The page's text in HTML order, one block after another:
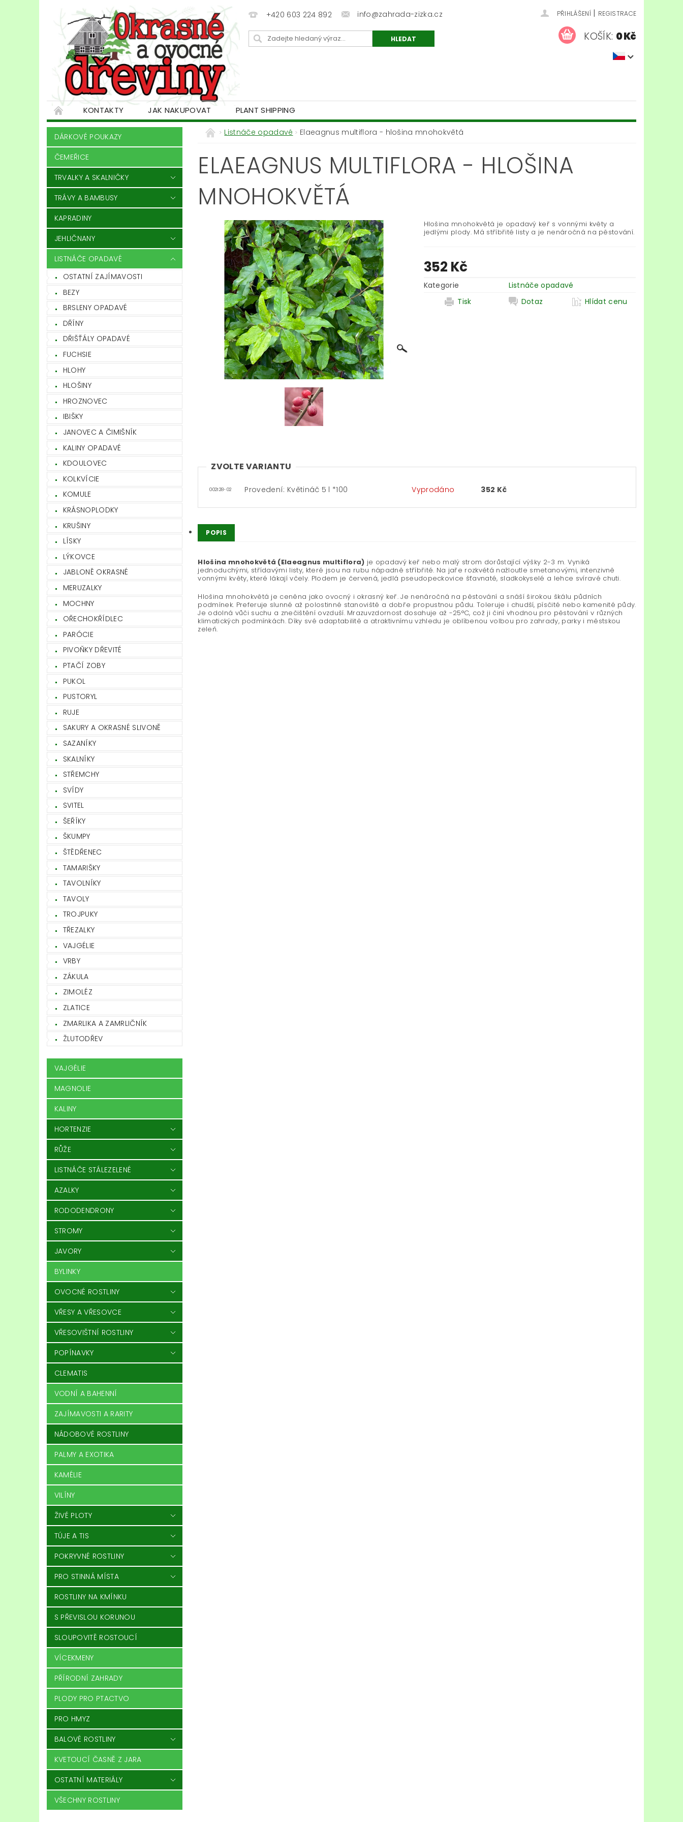
+420 603 224 892 info@zahrada-zizka.cz PŘIHLÁŠENÍ | REGISTRACE
KOŠÍK: 0 Kč
KONTAKTY JAK NAKUPOVAT PLANT SHIPPING
DÁRKOVÉ POUKAZY
ČEMEŘICE
TRVALKY A SKALNIČKY
TRÁVY A BAMBUSY
KAPRADINY
JEHLIČNANY
LISTNÁČE OPADAVÉ
OSTATNÍ ZAJÍMAVOSTI
BEZY
BRSLENY OPADAVÉ
DŘÍNY
DŘIŠŤÁLY OPADAVÉ
FUCHSIE
HLOHY
HLOŠINY
HROZNOVEC
IBIŠKY
JANOVEC A ČIMIŠNÍK
KALINY OPADAVÉ
KDOULOVEC
KOLKVÍCIE
KOMULE
KRÁSNOPLODKY
KRUŠINY
LÍSKY
LÝKOVCE
JABLONĚ OKRASNÉ
MERUZALKY
MOCHNY
OŘECHOKŘÍDLEC
PARÓCIE
PIVOŇKY DŘEVITÉ
PTAČÍ ZOBY
PUKOL
PUSTORYL
RUJE
SAKURY A OKRASNÉ SLIVONĚ
SAZANÍKY
SKALNÍKY
STŘEMCHY
SVÍDY
SVITEL
ŠEŘÍKY
ŠKUMPY
ŠTĚDŘENEC
TAMARIŠKY
TAVOLNÍKY
TAVOLY
TROJPUKY
TŘEZALKY
VAJGÉLIE
VRBY
ZÁKULA
ZIMOLÉZ
ZLATICE
ZMARLIKA A ZAMRLIČNÍK
ŽLUTODŘEV
VAJGÉLIE
MAGNOLIE
KALINY
HORTENZIE
RŮŽE
LISTNÁČE STÁLEZELENÉ
AZALKY
RODODENDRONY
STROMY
JAVORY
BYLINKY
OVOCNÉ ROSTLINY
VŘESY A VŘESOVCE
VŘESOVIŠTNÍ ROSTLINY
POPÍNAVKY
CLEMATIS
VODNÍ A BAHENNÍ
ZAJÍMAVOSTI A RARITY
NÁDOBOVÉ ROSTLINY
PALMY A EXOTIKA
KAMÉLIE
VILÍNY
ŽIVÉ PLOTY
TÚJE A TIS
POKRYVNÉ ROSTLINY
PRO STINNÁ MÍSTA
ROSTLINY NA KMÍNKU
S PŘEVISLOU KORUNOU
SLOUPOVITĚ ROSTOUCÍ
VÍCEKMENY
PŘÍRODNÍ ZAHRADY
PLODY PRO PTACTVO
PRO HMYZ
BALOVÉ ROSTLINY
KVETOUCÍ ČASNĚ Z JARA
OSTATNÍ MATERIÁLY
VŠECHNY ROSTLINY
Listnáče opadavé Elaeagnus multiflora - hlošina mnohokvětá
ELAEAGNUS MULTIFLORA - HLOŠINA
MNOHOKVĚTÁ
Hlošina mnohokvětá je opadavý keř s vonnými květy a
jedlými plody. Má stříbřité listy a je nenáročná na pěstování.
352 Kč
Kategorie
Listnáče opadavé
Tisk
Dotaz Hlídat cenu
ZVOLTE VARIANTU
002128-02 Provedení: Květináč 5 l *100 Vyprodáno 352 Kč
POPIS
Hlošina mnohokvětá (Elaeagnus multiflora) je opadavý keř nebo malý strom dorůstající výšky 2-3 m. Vyniká
jednoduchými, střídavými listy, které jsou na rubu nápadně stříbřité. Na jaře rozkvétá nažloutle smetanovými, intenzivně
vonnými květy, které lákají včely. Plodem je červená, jedlá pseudopeckovice šťavnaté, sladkokyselé a lehce svíravé chuti.
Hlošina mnohokvětá je ceněna jako ovocný i okrasný keř. Je nenáročná na pěstování a snáší širokou škálu půdních
podmínek. Preferuje slunné až polostinné stanoviště a dobře propustnou půdu. Toleruje i chudší, písčité nebo kamenité půdy.
Je odolná vůči suchu a znečištění ovzduší. Mrazuvzdornost dosahuje až -25°C, což ji činí vhodnou pro pěstování v různých
klimatických podmínkách. Díky své adaptabilitě a atraktivnímu vzhledu je oblíbenou volbou pro zahrady, parky i městskou
zeleň.